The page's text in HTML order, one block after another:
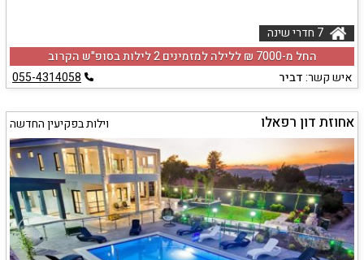
החל מ-‏7000 ₪ ללילה למזמינים 2 לילות בסופ"ש הקרוב
איש קשר:דביר 055-4314058
אחוזת דון רפאלו וילות בפקיעין החדשה